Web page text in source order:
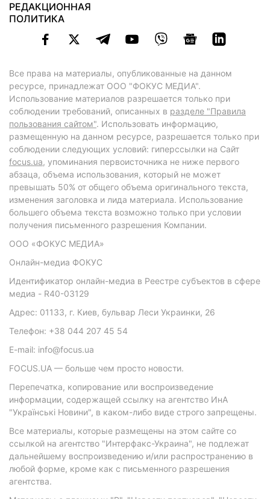
РЕДАКЦИОННАЯ
ПОЛИТИКА
Все права на материалы, опубликованные на данном
ресурсе, принадлежат ООО "ФОКУС МЕДИА".
Использование материалов разрешается только при
соблюдении требований, описанных в разделе "Правила
пользования сайтом". Использовать информацию,
размещенную на данном ресурсе, разрешается только при
соблюдении следующих условий: гиперссылки на Сайт
focus.ua, упоминания первоисточника не ниже первого
абзаца, объема использования, который не может
превышать 50% от общего объема оригинального текста,
изменения заголовка и лида материала. Использование
большего объема текста возможно только при условии
получения письменного разрешения Компании.
ООО «ФОКУС МЕДИА»
Онлайн-медиа ФОКУС
Идентификатор онлайн-медиа в Реестре субъектов в сфере
медиа - R40-03129
Адрес: 01133, г. Киев, бульвар Леси Украинки, 26
Телефон: +38 044 207 45 54
E-mail: info@focus.ua
FOCUS.UA — больше чем просто новости.
Перепечатка, копирование или воспроизведение
информации, содержащей ссылку на агентство ИнА
"Українські Новини", в каком-либо виде строго запрещены.
Все материалы, которые размещены на этом сайте со
ссылкой на агентство "Интерфакс-Украина", не подлежат
дальнейшему воспроизведению и/или распространению в
любой форме, кроме как с письменного разрешения
агентства.